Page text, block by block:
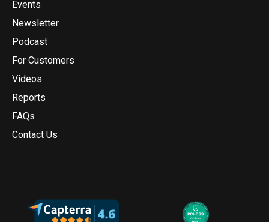
Events
Newsletter
Podcast
For Customers
Videos
Reports
FAQs
Contact Us